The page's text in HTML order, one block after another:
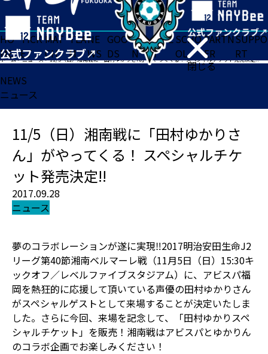
閉じる
HO
ME
TICK
ET
MAT
CH
TEA
M
NE
WS
GOO
DS
FA
N
ACADE
MY
SCHO
OL
PARTN
ER
SUPPO
RT
ホーム>ニュース>11/5（日）湘南戦に「田村ゆかりさん」がやってくる！ スペシャルチケット発売決定!!
NEWS
ニュース
11/5（日）湘南戦に「田村ゆかりさ
ん」がやってくる！ スペシャルチケ
ット発売決定!!
2017.09.28
ニュース
夢のコラボレーションが遂に実現‼2017明治安田生命J2
リーグ第40節湘南ベルマーレ戦（11月5日（日）15:30キ
ックオフ／レベルファイブスタジアム）に、アビスパ福
岡を熱狂的に応援して頂いている声優の田村ゆかりさん
がスペシャルゲストとして来場することが決定いたしま
した。さらに今回、来場を記念して、「田村ゆかりスペ
シャルチケット」を販売！湘南戦はアビスパとゆかりん
のコラボ企画でお楽しみください！